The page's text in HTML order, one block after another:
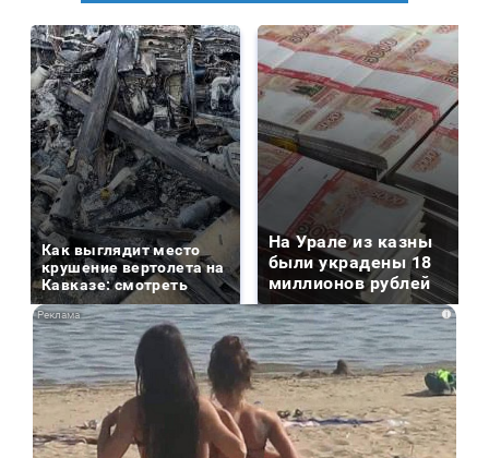
Как выглядит место
крушение вертолета на
Кавказе: смотреть
На Урале из казны
были украдены 18
миллионов рублей
i